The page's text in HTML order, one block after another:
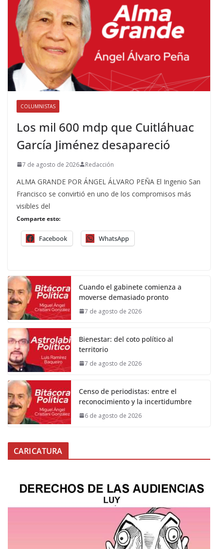
COLUMNISTAS
Los mil 600 mdp que Cuitláhuac
García Jiménez desapareció
7 de agosto de 2026 Redacción
ALMA GRANDE POR ÁNGEL ÁLVARO PEÑA El Ingenio San
Francisco se convirtió en uno de los compromisos más
visibles del
Comparte esto:
Facebook WhatsApp
Cuando el gabinete comienza a
moverse demasiado pronto
7 de agosto de 2026
Bienestar: del coto político al
territorio
7 de agosto de 2026
Censo de periodistas: entre el
reconocimiento y la incertidumbre
6 de agosto de 2026
CARICATURA